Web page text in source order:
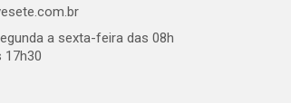
a sexta-feira das 08h
17h30